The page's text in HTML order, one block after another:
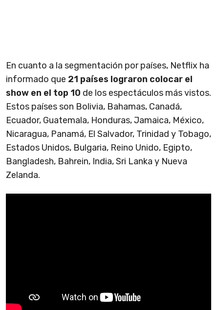
En cuanto a la segmentación por países, Netflix ha
informado que 21 países lograron colocar el
show en el top 10 de los espectáculos más vistos.
Estos países son Bolivia, Bahamas, Canadá,
Ecuador, Guatemala, Honduras, Jamaica, México,
Nicaragua, Panamá, El Salvador, Trinidad y Tobago,
Estados Unidos, Bulgaria, Reino Unido, Egipto,
Bangladesh, Bahrein, India, Sri Lanka y Nueva
Zelanda.